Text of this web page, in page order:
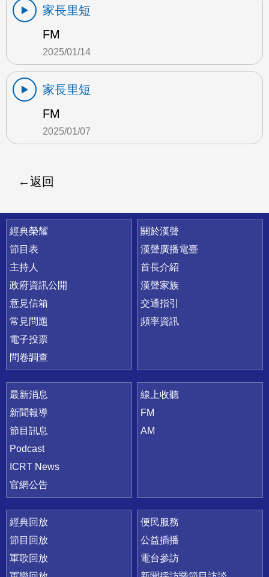
家長里短
FM
2025/01/14
家長里短
FM
2025/01/07
返回
快速連結
經典榮耀
節目表
主持人
政府資訊公開
意見信箱
常見問題
電子投票
問卷調查
關於漢聲
漢聲廣播電臺
首長介紹
漢聲家族
交通指引
頻率資訊
最新消息
新聞報導
節目訊息
Podcast
ICRT News
官網公告
線上收聽
FM
AM
經典回放
節目回放
軍歌回放
便民服務
公益插播
電台參訪